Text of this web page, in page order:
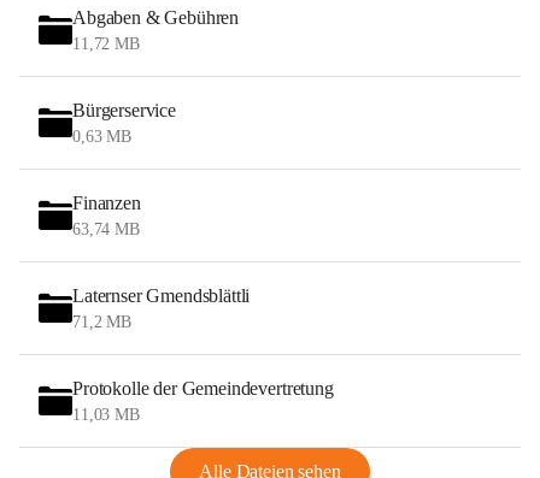
Abgaben & Gebühren
11,72 MB
Bürgerservice
0,63 MB
Finanzen
63,74 MB
Laternser Gmendsblättli
71,2 MB
Protokolle der Gemeindevertretung
11,03 MB
Alle Dateien sehen